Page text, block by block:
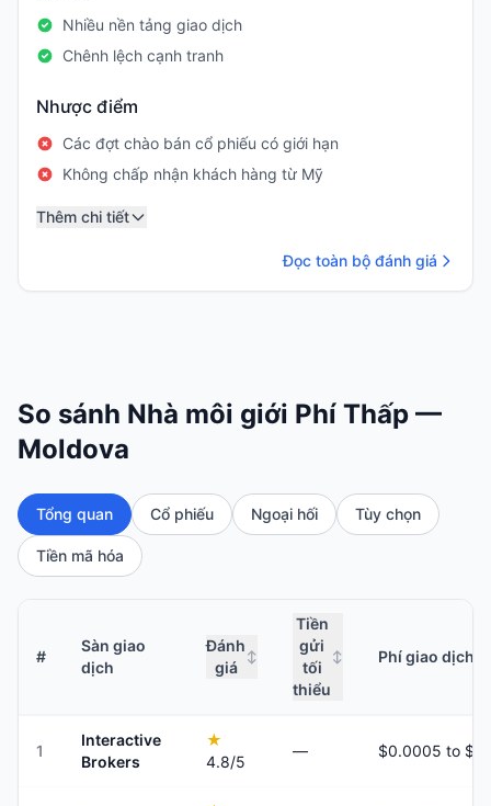
Nhiều nền tảng giao dịch
Chênh lệch cạnh tranh
Nhược điểm
Các đợt chào bán cổ phiếu có giới hạn
Không chấp nhận khách hàng từ Mỹ
Thêm chi tiết
Đọc toàn bộ đánh giá
So sánh Nhà môi giới Phí Thấp —
Moldova
Tổng quan Cổ phiếu Ngoại hối Tùy chọn
Tiền mã hóa
#
Sàn giao
dịch
Đánh
giá
↕
Tiền
gửi
tối
thiểu
↕ Phí giao dịch
1
Interactive
Brokers
★
4.8/5
—